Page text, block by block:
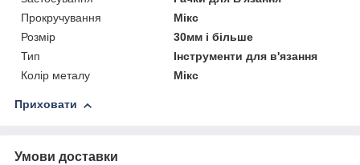
Прокручування
Мікс
Розмір
30мм і більше
Тип
Інструменти для в'язання
Колір металу
Мікс
Приховати
Умови доставки